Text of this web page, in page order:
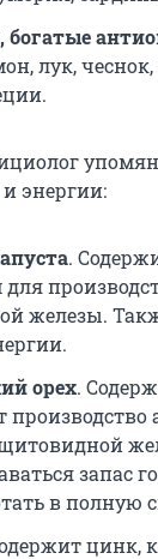
лук,
энергии:
.
железы.
орех.
запас
в полную
цинк,